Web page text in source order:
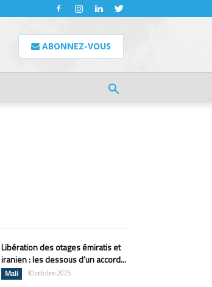
ABONNEZ-VOUS
Libération des otages émiratis et
iranien : les dessous d’un accord...
Mali 30 octobre 2025